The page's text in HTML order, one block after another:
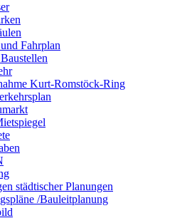
Fahrplan
Kurt-Romstöck-Ring
städtischer Planungen
/Bauleitplanung